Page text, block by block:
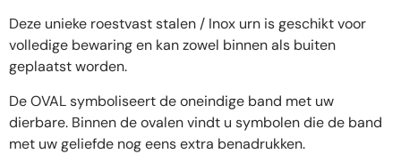
Deze unieke roestvast stalen / Inox urn is geschikt voor
volledige bewaring en kan zowel binnen als buiten
geplaatst worden.
De OVAL symboliseert de oneindige band met uw
dierbare. Binnen de ovalen vindt u symbolen die de band
met uw geliefde nog eens extra benadrukken.